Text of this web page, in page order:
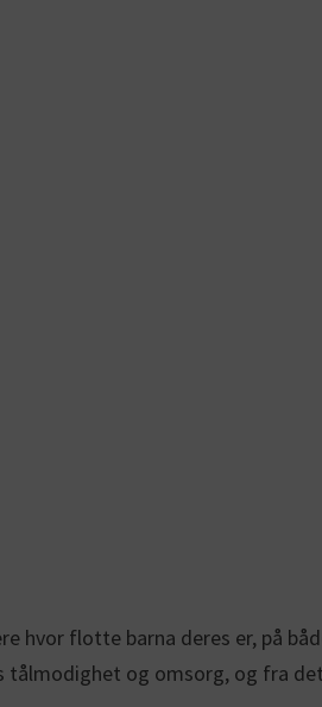
flotte barna deres er, på
tålmodighet og omsorg, og fra